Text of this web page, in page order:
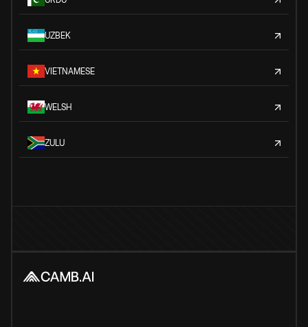
UZBEK
VIETNAMESE
WELSH
ZULU